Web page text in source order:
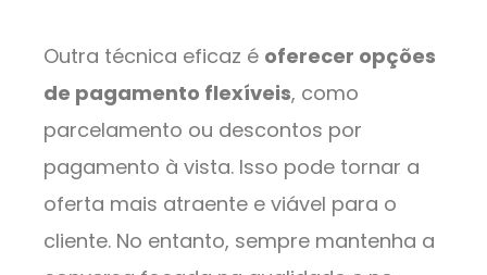
Outra técnica eficaz é oferecer opções
de pagamento flexíveis, como
parcelamento ou descontos por
pagamento à vista. Isso pode tornar a
oferta mais atraente e viável para o
cliente. No entanto, sempre mantenha a